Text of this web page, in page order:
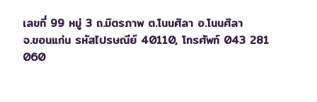
เลขที่ 99 หมู่ 3 ถ.มิตรภาพ ต.โนนศิลา อ.โนนศิลา
จ.ขอนแก่น รหัสไปรษณีย์ 40110, โทรศัพท์ 043 281
060